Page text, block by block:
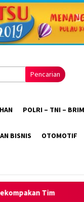
Pencarian
POLRI – TNI –
BISNIS OTOMOTIF
Air Resmi Mengudara